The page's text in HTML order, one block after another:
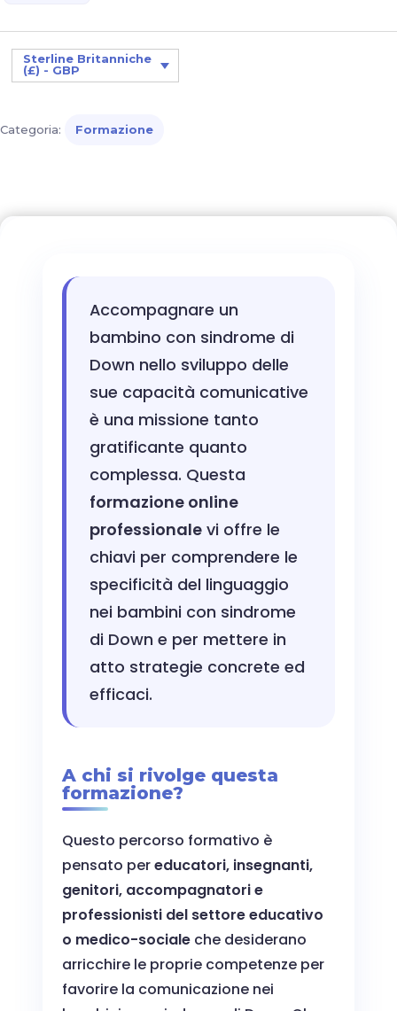
di
Down
quantità
Sterline Britanniche
(£) - GBP
Categoria: Formazione
Accompagnare un
bambino con sindrome di
Down nello sviluppo delle
sue capacità comunicative
è una missione tanto
gratificante quanto
complessa. Questa
formazione online
professionale vi offre le
chiavi per comprendere le
specificità del linguaggio
nei bambini con sindrome
di Down e per mettere in
atto strategie concrete ed
efficaci.
A chi si rivolge questa
formazione?
Questo percorso formativo è
pensato pereducatori, insegnanti,
genitori, accompagnatori e
professionisti del settore educativo
o medico-sociale che desiderano
arricchire le proprie competenze per
favorire la comunicazione nei